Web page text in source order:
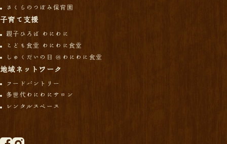
さくらのつぼみ保育園
子育て支援
親子ひろば わにわに
こども食堂 わにわに食堂
しゅくだいの日 ＠わにわに食堂
地域ネットワーク
フードパントリー
多世代わにわにサロン
レンタルスペース